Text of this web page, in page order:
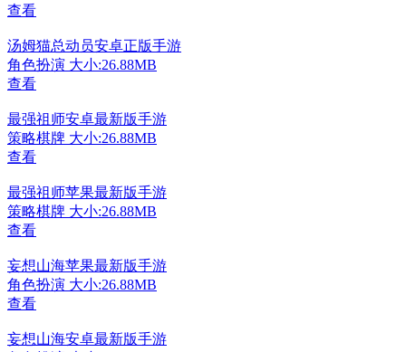
查看
汤姆猫总动员安卓正版手游
角色扮演 大小:26.88MB
查看
最强祖师安卓最新版手游
策略棋牌 大小:26.88MB
查看
最强祖师苹果最新版手游
策略棋牌 大小:26.88MB
查看
妄想山海苹果最新版手游
角色扮演 大小:26.88MB
查看
妄想山海安卓最新版手游